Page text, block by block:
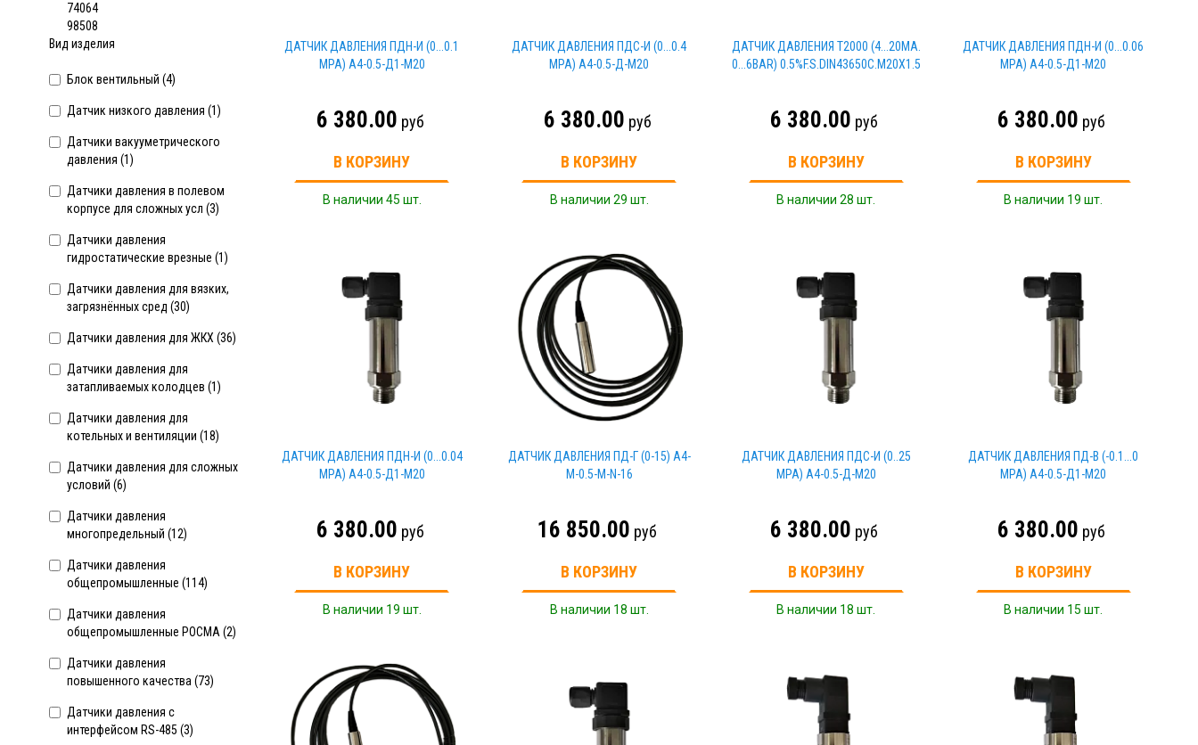
74064
98508
Вид изделия
Блок вентильный (4)
Датчик низкого давления (1)
Датчики вакууметрического
давления (1)
Датчики давления в полевом
корпусе для сложных усл (3)
Датчики давления
гидростатические врезные (1)
Датчики давления для вязких,
загрязнённых сред (30)
Датчики давления для ЖКХ (36)
Датчики давления для
затапливаемых колодцев (1)
Датчики давления для
котельных и вентиляции (18)
Датчики давления для сложных
условий (6)
Датчики давления
многопредельный (12)
Датчики давления
общепромышленныe (114)
Датчики давления
общепромышленныe РОСМА (2)
Датчики давления
повышенного качества (73)
Датчики давления с
интерфейсом RS-485 (3)
ДАТЧИК ДАВЛЕНИЯ ПДН-И (0...0.1
MPA) A4-0.5-Д1-M20
6 380.00 руб
В КОРЗИНУ
В наличии 45 шт.
ДАТЧИК ДАВЛЕНИЯ ПДС-И (0...0.4
MPA) A4-0.5-Д-M20
6 380.00 руб
В КОРЗИНУ
В наличии 29 шт.
ДАТЧИК ДАВЛЕНИЯ Т2000 (4...20MA.
0...6BAR) 0.5%F.S.DIN43650C.M20X1.5
6 380.00 руб
В КОРЗИНУ
В наличии 28 шт.
ДАТЧИК ДАВЛЕНИЯ ПДН-И (0...0.06
MPA) A4-0.5-Д1-M20
6 380.00 руб
В КОРЗИНУ
В наличии 19 шт.
ДАТЧИК ДАВЛЕНИЯ ПДН-И (0...0.04
MPA) A4-0.5-Д1-M20
6 380.00 руб
В КОРЗИНУ
В наличии 19 шт.
ДАТЧИК ДАВЛЕНИЯ ПД-Г (0-15) A4-
M-0.5-M-N-16
16 850.00 руб
В КОРЗИНУ
В наличии 18 шт.
ДАТЧИК ДАВЛЕНИЯ ПДС-И (0..25
MPA) A4-0.5-Д-M20
6 380.00 руб
В КОРЗИНУ
В наличии 18 шт.
ДАТЧИК ДАВЛЕНИЯ ПД-В (-0.1...0
MPA) A4-0.5-Д1-M20
6 380.00 руб
В КОРЗИНУ
В наличии 15 шт.